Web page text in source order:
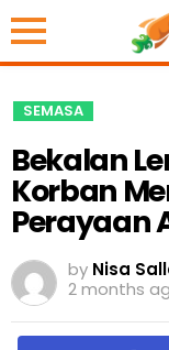
SEMASA
Bekalan
Korban
Perayaan
by Nisa
2 months